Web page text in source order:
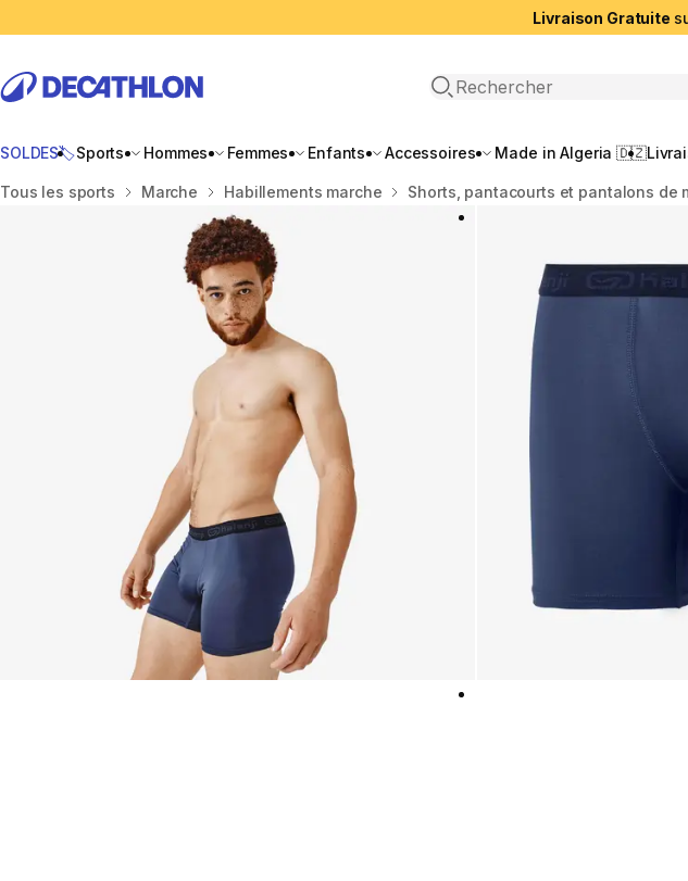
Livraison Gratuite
Recherche ouverte
SOLDES🏷️Sports Hommes Femmes Enfants Accessoires Made in Algeria 🇩🇿
Accueil
Tous les sports Marche Habillements marche Shorts, pantacourts et pantalons de